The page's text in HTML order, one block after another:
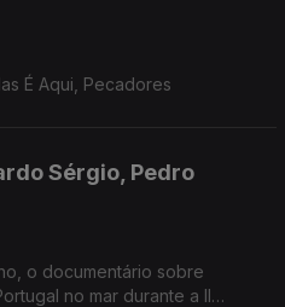
É Aqui, Pecadores
Sérgio, Pedro
o documentário sobre
no mar durante a II